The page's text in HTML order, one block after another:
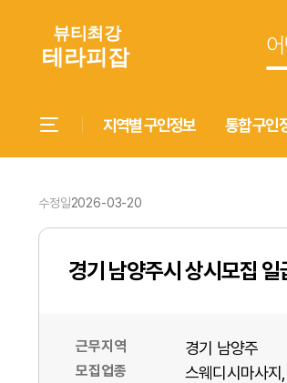
지역별 구인정보 통합 구인
수정일2026-03-20
경기 남양주시 상시모집
근무지역 경기 남양주
모집업종 스웨디시마사지